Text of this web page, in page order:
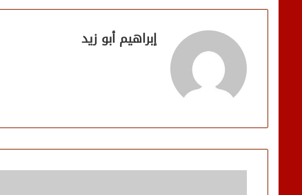
إبراهيم أبو زيد